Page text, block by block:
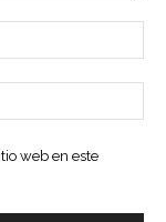
web en este